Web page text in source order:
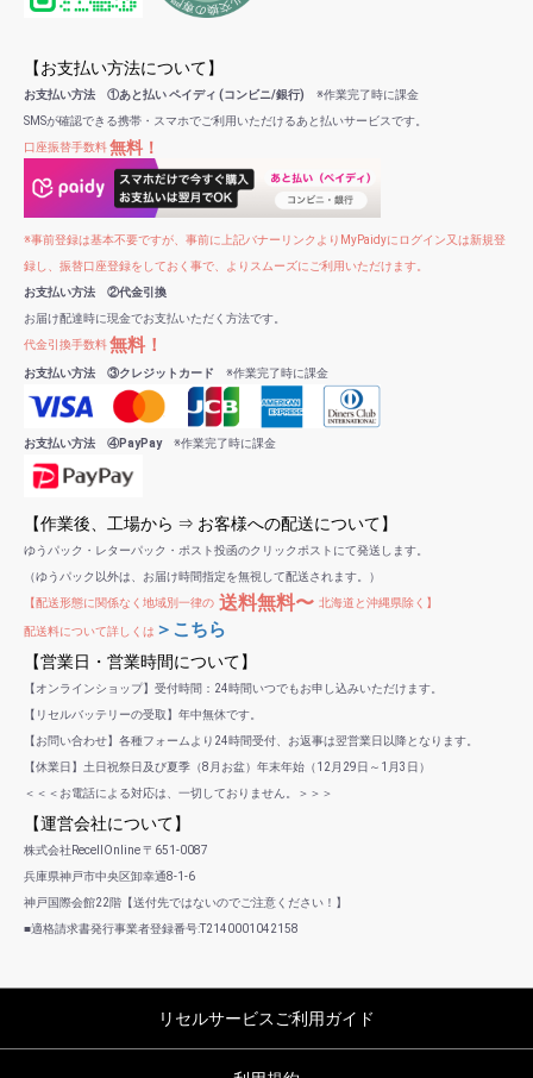
【お支払い方法について】
お支払い方法 ①あと払い ペイディ (コンビニ/銀行) ※作業完了時に課金
SMSが確認できる携帯・スマホでご利用いただけるあと払いサービスです。
口座振替手数料無料！
※事前登録は基本不要ですが、事前に上記バナーリンクよりMyPaidyにログイン又は新規登
録し、振替口座登録をしておく事で、よりスムーズにご利用いただけます。
お支払い方法 ②代金引換
お届け配達時に現金でお支払いただく方法です。
代金引換手数料無料！
お支払い方法 ③クレジットカード ※作業完了時に課金
お支払い方法 ④PayPay※作業完了時に課金
【作業後、工場から ⇒ お客様への配送について】
ゆうパック・レターパック・ポスト投函のクリックポストにて発送します。
（ゆうパック以外は、お届け時間指定を無視して配送されます。）
【配送形態に関係なく地域別一律の 送料無料〜 北海道と沖縄県除く】
配送料について詳しくは ＞こちら
【営業日・営業時間について】
【オンラインショップ】受付時間：24時間いつでもお申し込みいただけます。
【リセルバッテリーの受取】年中無休です。
【お問い合わせ】各種フォームより24時間受付、お返事は翌営業日以降となります。
【休業日】土日祝祭日及び夏季（8月お盆）年末年始（12月29日～1月3日）
＜＜＜お電話による対応は、一切しておりません。＞＞＞
【運営会社について】
株式会社RecellOnline 〒651-0087
兵庫県神戸市中央区卸幸通8-1-6
神戸国際会館22階【送付先ではないのでご注意ください！】
■適格請求書発行事業者登録番号:T2140001042158
リセルサービスご利用ガイド